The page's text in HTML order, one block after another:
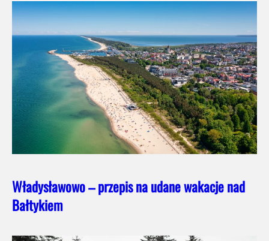
Władysławowo – przepis na udane wakacje nad
Bałtykiem